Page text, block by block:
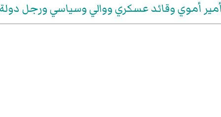
أمير أموي وقائد عسكري ووالي وسياسي ورجل